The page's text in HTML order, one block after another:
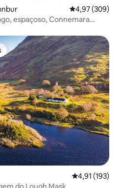
4,97 de uma
4,97 (309)
espaçoso, Connemara
dos hóspedes
4,91 de uma
4,91 (193)